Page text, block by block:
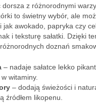
dorsza z różnorodnymi
to świetny wybór, ale
jak awokado, papryka czy
i teksturę sałatki. Dzięki
doznań
– nadaje sałatce lekko
witaminy.
– dodają świeżości i
źródłem likopenu.